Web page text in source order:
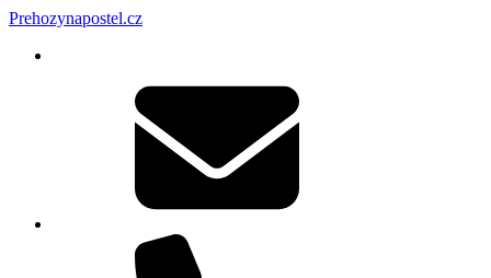
Prehozynapostel.cz